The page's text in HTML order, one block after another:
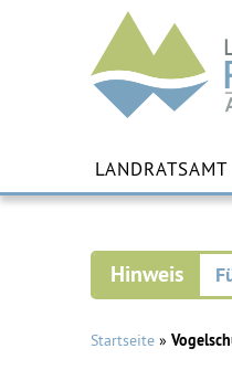
Landkreis
Regen
LANDRATSAMT
Startseite »